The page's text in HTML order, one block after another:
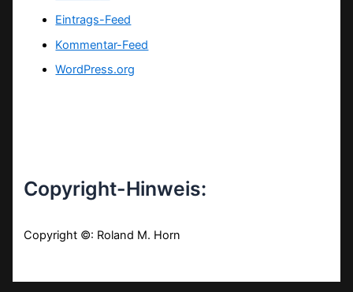
Eintrags-Feed
Kommentar-Feed
WordPress.org
Copyright-Hinweis:
Copyright ©: Roland M. Horn